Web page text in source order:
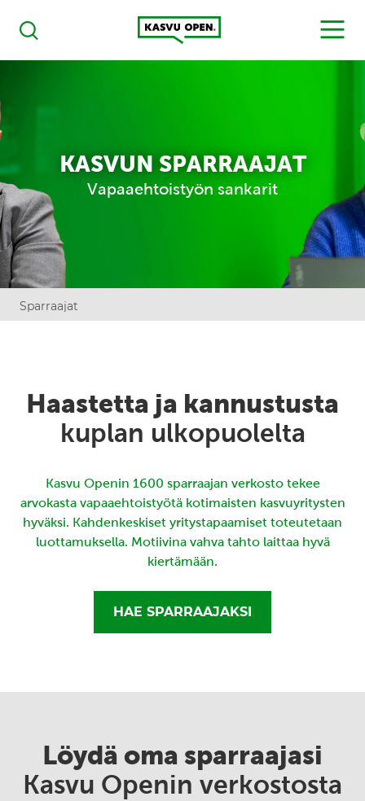
Haku
Kasvu Open
MENU
KASVUN SPARRAAJAT
Vapaaehtoistyön sankarit
Sparraajat
Haastetta ja kannustusta
kuplan ulkopuolelta
Kasvu Openin 1600 sparraajan verkosto tekee
arvokasta vapaaehtoistyötä kotimaisten kasvuyritysten
hyväksi. Kahdenkeskiset yritystapaamiset toteutetaan
luottamuksella. Motiivina vahva tahto laittaa hyvä
kiertämään.
HAE SPARRAAJAKSI
Löydä oma sparraajasi
Kasvu Openin verkostosta